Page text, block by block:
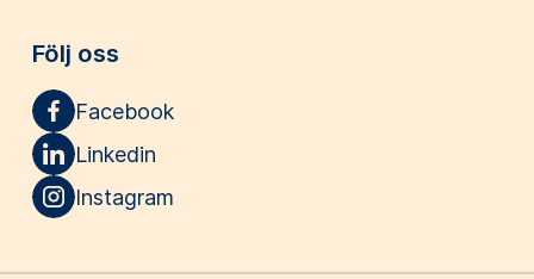
Följ oss
Facebook
Linkedin
Instagram